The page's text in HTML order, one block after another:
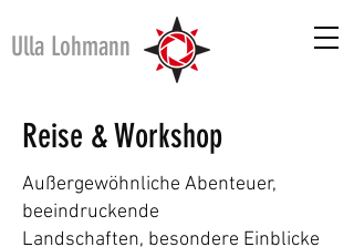
Ulla Lohmann
Reise & Workshop
Außergewöhnliche Abenteuer,
beeindruckende
Landschaften, besondere Einblicke